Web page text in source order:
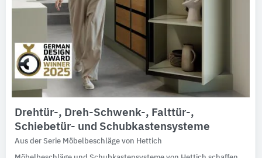
Expertenprofile
Drehtür-, Dreh-Schwenk-, Falttür-,
Schiebetür- und Schubkastensysteme
Aus der Serie Möbelbeschläge von Hettich